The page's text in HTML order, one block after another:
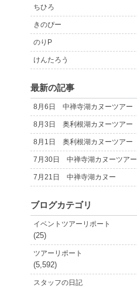
ちひろ
きのぴー
のりP
けんたろう
最新の記事
8月6日 中禅寺湖カヌーツアー
8月3日 奥利根湖カヌーツアー
8月1日 奥利根湖カヌーツアー
7月30日 中禅寺湖カヌーツアー
7月21日 中禅寺湖カヌー
ブログカテゴリ
イベントツアーリポート
(25)
ツアーリポート
(5,592)
スタッフの日記